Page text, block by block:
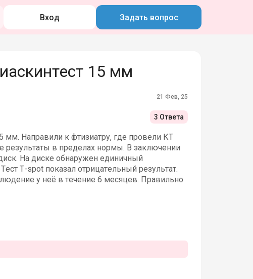
Вход Задать вопрос
15 мм
21 Фев, 25
3 Ответа
мм. Направили к фтизиатру, где провели КТ
результаты в пределах нормы. В заключении
На диске обнаружен единичный
T-spot показал отрицательный результат.
у неё в течение 6 месяцев. Правильно